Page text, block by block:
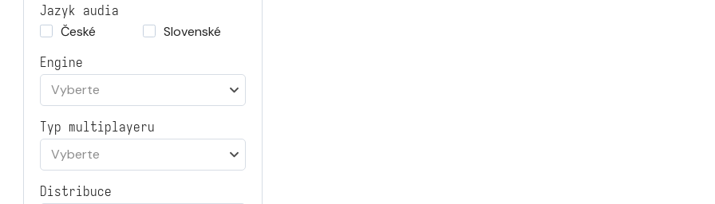
Jazyk audia
České
Slovenské
Engine
Vyberte
Typ multiplayeru
Vyberte
Distribuce